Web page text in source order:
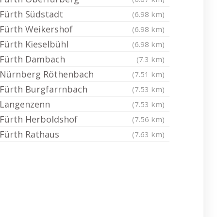
Fürth Südstadt (6.98 km)
Fürth Weikershof (6.98 km)
Fürth Kieselbühl (6.98 km)
Fürth Dambach (7.3 km)
Nürnberg Röthenbach (7.51 km)
Fürth Burgfarrnbach (7.53 km)
Langenzenn (7.53 km)
Fürth Herboldshof (7.56 km)
Fürth Rathaus (7.63 km)